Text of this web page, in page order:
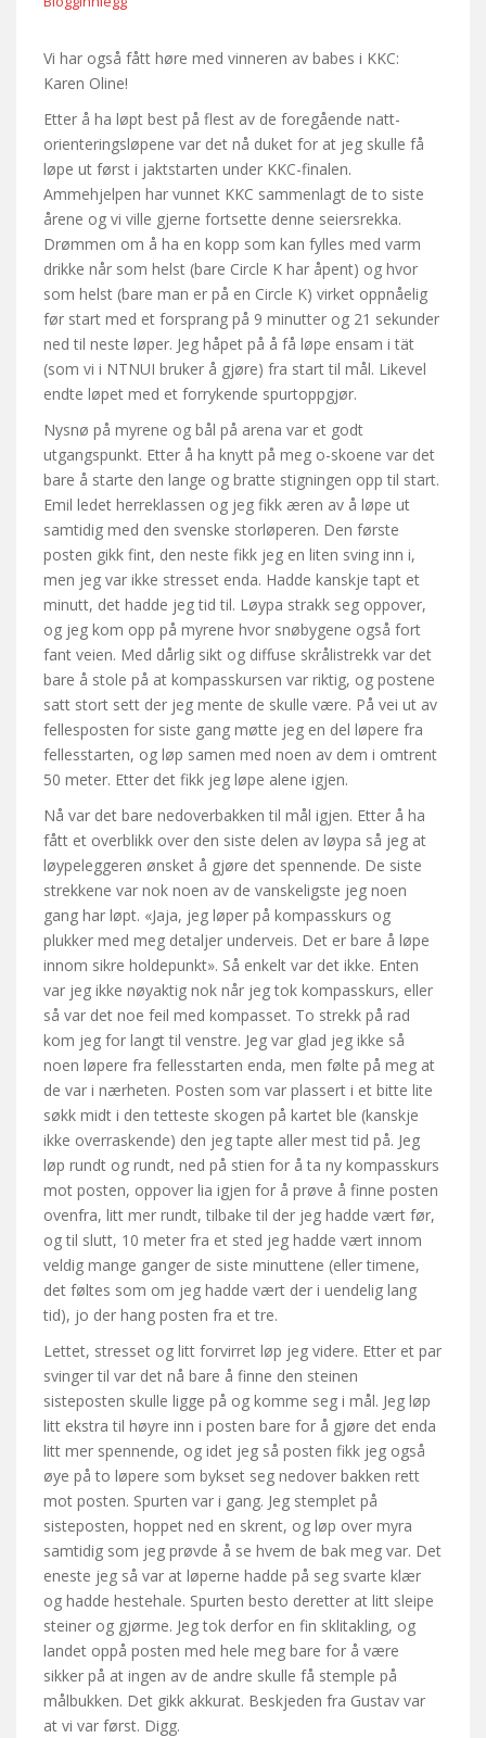
Vi har også fått høre med vinneren av babes i KKC:
Karen Oline!
Etter å ha løpt best på flest av de foregående natt-
orienteringsløpene var det nå duket for at jeg skulle få
løpe ut først i jaktstarten under KKC-finalen.
Ammehjelpen har vunnet KKC sammenlagt de to siste
årene og vi ville gjerne fortsette denne seiersrekka.
Drømmen om å ha en kopp som kan fylles med varm
drikke når som helst (bare Circle K har åpent) og hvor
som helst (bare man er på en Circle K) virket oppnåelig
før start med et forsprang på 9 minutter og 21 sekunder
ned til neste løper. Jeg håpet på å få løpe ensam i tät
(som vi i NTNUI bruker å gjøre) fra start til mål. Likevel
endte løpet med et forrykende spurtoppgjør.
Nysnø på myrene og bål på arena var et godt
utgangspunkt. Etter å ha knytt på meg o-skoene var det
bare å starte den lange og bratte stigningen opp til start.
Emil ledet herreklassen og jeg fikk æren av å løpe ut
samtidig med den svenske storløperen. Den første
posten gikk fint, den neste fikk jeg en liten sving inn i,
men jeg var ikke stresset enda. Hadde kanskje tapt et
minutt, det hadde jeg tid til. Løypa strakk seg oppover,
og jeg kom opp på myrene hvor snøbygene også fort
fant veien. Med dårlig sikt og diffuse skrålistrekk var det
bare å stole på at kompasskursen var riktig, og postene
satt stort sett der jeg mente de skulle være. På vei ut av
fellesposten for siste gang møtte jeg en del løpere fra
fellesstarten, og løp samen med noen av dem i omtrent
50 meter. Etter det fikk jeg løpe alene igjen.
Nå var det bare nedoverbakken til mål igjen. Etter å ha
fått et overblikk over den siste delen av løypa så jeg at
løypeleggeren ønsket å gjøre det spennende. De siste
strekkene var nok noen av de vanskeligste jeg noen
gang har løpt. «Jaja, jeg løper på kompasskurs og
plukker med meg detaljer underveis. Det er bare å løpe
innom sikre holdepunkt». Så enkelt var det ikke. Enten
var jeg ikke nøyaktig nok når jeg tok kompasskurs, eller
så var det noe feil med kompasset. To strekk på rad
kom jeg for langt til venstre. Jeg var glad jeg ikke så
noen løpere fra fellesstarten enda, men følte på meg at
de var i nærheten. Posten som var plassert i et bitte lite
søkk midt i den tetteste skogen på kartet ble (kanskje
ikke overraskende) den jeg tapte aller mest tid på. Jeg
løp rundt og rundt, ned på stien for å ta ny kompasskurs
mot posten, oppover lia igjen for å prøve å finne posten
ovenfra, litt mer rundt, tilbake til der jeg hadde vært før,
og til slutt, 10 meter fra et sted jeg hadde vært innom
veldig mange ganger de siste minuttene (eller timene,
det føltes som om jeg hadde vært der i uendelig lang
tid), jo der hang posten fra et tre.
Lettet, stresset og litt forvirret løp jeg videre. Etter et par
svinger til var det nå bare å finne den steinen
sisteposten skulle ligge på og komme seg i mål. Jeg løp
litt ekstra til høyre inn i posten bare for å gjøre det enda
litt mer spennende, og idet jeg så posten fikk jeg også
øye på to løpere som bykset seg nedover bakken rett
mot posten. Spurten var i gang. Jeg stemplet på
sisteposten, hoppet ned en skrent, og løp over myra
samtidig som jeg prøvde å se hvem de bak meg var. Det
eneste jeg så var at løperne hadde på seg svarte klær
og hadde hestehale. Spurten besto deretter at litt sleipe
steiner og gjørme. Jeg tok derfor en fin sklitakling, og
landet oppå posten med hele meg bare for å være
sikker på at ingen av de andre skulle få stemple på
målbukken. Det gikk akkurat. Beskjeden fra Gustav var
at vi var først. Digg.